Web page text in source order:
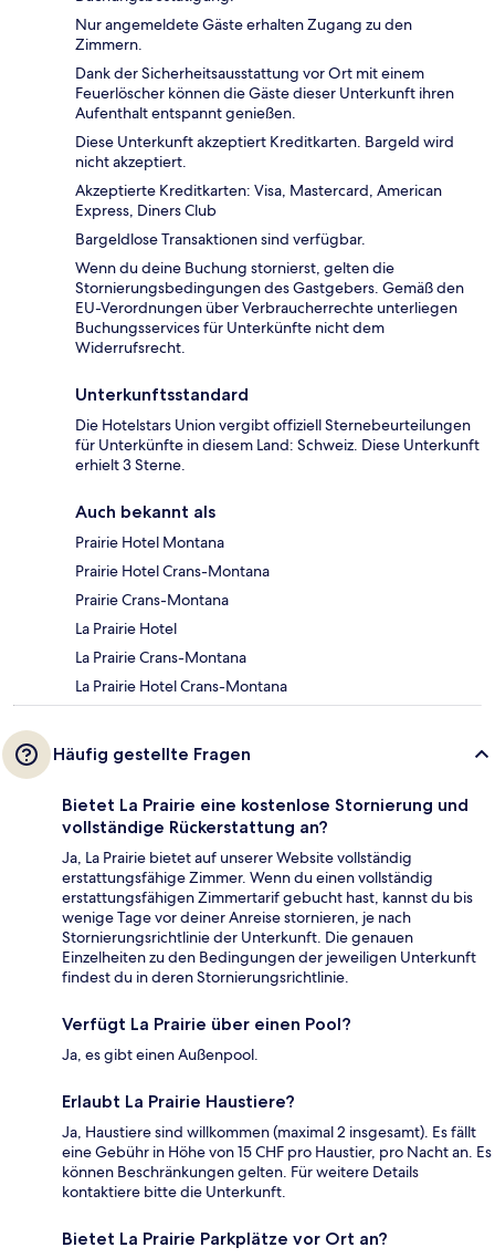
Nur angemeldete Gäste erhalten Zugang zu den
Zimmern.
Dank der Sicherheitsausstattung vor Ort mit einem
Feuerlöscher können die Gäste dieser Unterkunft ihren
Aufenthalt entspannt genießen.
Diese Unterkunft akzeptiert Kreditkarten. Bargeld wird
nicht akzeptiert.
Akzeptierte Kreditkarten: Visa, Mastercard, American
Express, Diners Club
Bargeldlose Transaktionen sind verfügbar.
Wenn du deine Buchung stornierst, gelten die
Stornierungsbedingungen des Gastgebers. Gemäß den
EU-Verordnungen über Verbraucherrechte unterliegen
Buchungsservices für Unterkünfte nicht dem
Widerrufsrecht.
Unterkunftsstandard
Die Hotelstars Union vergibt offiziell Sternebeurteilungen
für Unterkünfte in diesem Land: Schweiz. Diese Unterkunft
erhielt 3 Sterne.
Auch bekannt als
Prairie Hotel Montana
Prairie Hotel Crans-Montana
Prairie Crans-Montana
La Prairie Hotel
La Prairie Crans-Montana
La Prairie Hotel Crans-Montana
Häufig gestellte Fragen
Bietet La Prairie eine kostenlose Stornierung und
vollständige Rückerstattung an?
Ja, La Prairie bietet auf unserer Website vollständig
erstattungsfähige Zimmer. Wenn du einen vollständig
erstattungsfähigen Zimmertarif gebucht hast, kannst du bis
wenige Tage vor deiner Anreise stornieren, je nach
Stornierungsrichtlinie der Unterkunft. Die genauen
Einzelheiten zu den Bedingungen der jeweiligen Unterkunft
findest du in deren Stornierungsrichtlinie.
Verfügt La Prairie über einen Pool?
Ja, es gibt einen Außenpool.
Erlaubt La Prairie Haustiere?
Ja, Haustiere sind willkommen (maximal 2 insgesamt). Es fällt
eine Gebühr in Höhe von 15 CHF pro Haustier, pro Nacht an. Es
können Beschränkungen gelten. Für weitere Details
kontaktiere bitte die Unterkunft.
Bietet La Prairie Parkplätze vor Ort an?